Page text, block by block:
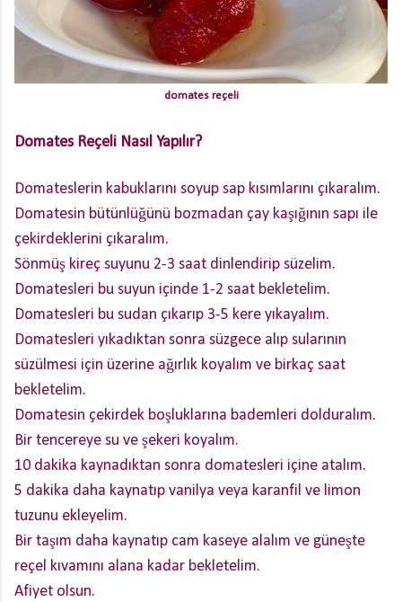
domates reçeli
Domates Reçeli Nasıl Yapılır?
Domateslerin kabuklarını soyup sap kısımlarını çıkaralım.
Domatesin bütünlüğünü bozmadan çay kaşığının sapı ile
çekirdeklerini çıkaralım.
Sönmüş kireç suyunu 2-3 saat dinlendirip süzelim.
Domatesleri bu suyun içinde 1-2 saat bekletelim.
Domatesleri bu sudan çıkarıp 3-5 kere yıkayalım.
Domatesleri yıkadıktan sonra süzgece alıp sularının
süzülmesi için üzerine ağırlık koyalım ve birkaç saat
bekletelim.
Domatesin çekirdek boşluklarına bademleri dolduralım.
Bir tencereye su ve şekeri koyalım.
10 dakika kaynadıktan sonra domatesleri içine atalım.
5 dakika daha kaynatıp vanilya veya karanfil ve limon
tuzunu ekleyelim.
Bir taşım daha kaynatıp cam kaseye alalım ve güneşte
reçel kıvamını alana kadar bekletelim.
Afiyet olsun.